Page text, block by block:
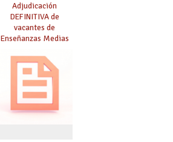
Adjudicación
DEFINITIVA de
vacantes de
Enseñanzas Medias